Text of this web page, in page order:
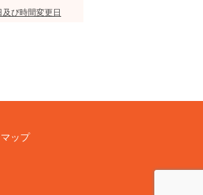
び時間変更日
ップ